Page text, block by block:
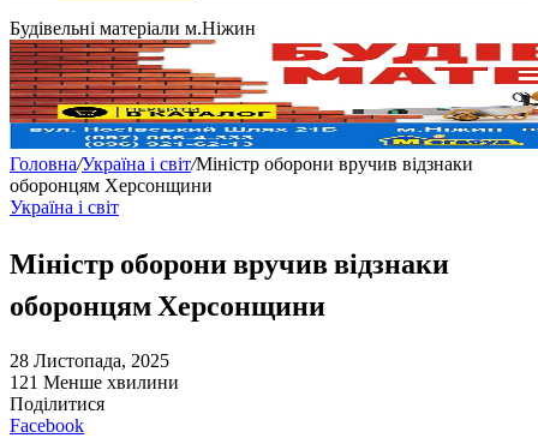
Будівельні матеріали м.Ніжин
Головна/Україна і світ/Міністр оборони вручив відзнаки
оборонцям Херсонщини
Україна і світ
Міністр оборони вручив відзнаки
оборонцям Херсонщини
28 Листопада, 2025
121 Менше хвилини
Поділитися
Facebook